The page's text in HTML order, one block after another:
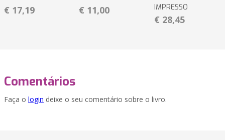
€ 17,19 € 11,00 IMPRESSO
€ 28,45
Comentários
Faça o login deixe o seu comentário sobre o livro.